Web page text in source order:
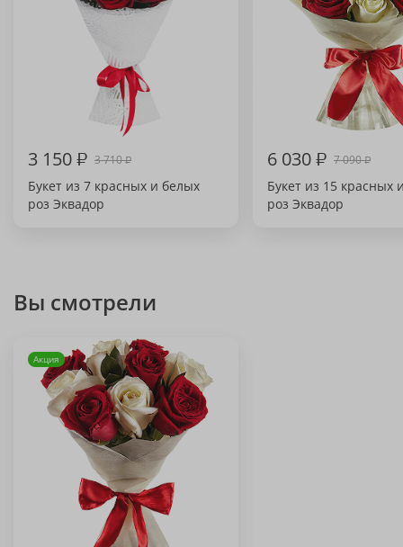
3 150₽ 3 710₽
Букет из 7 красных и белых
роз Эквадор
6 030₽ 7 090₽
Букет из 15 красных
роз Эквадор
Вы смотрели
Акция